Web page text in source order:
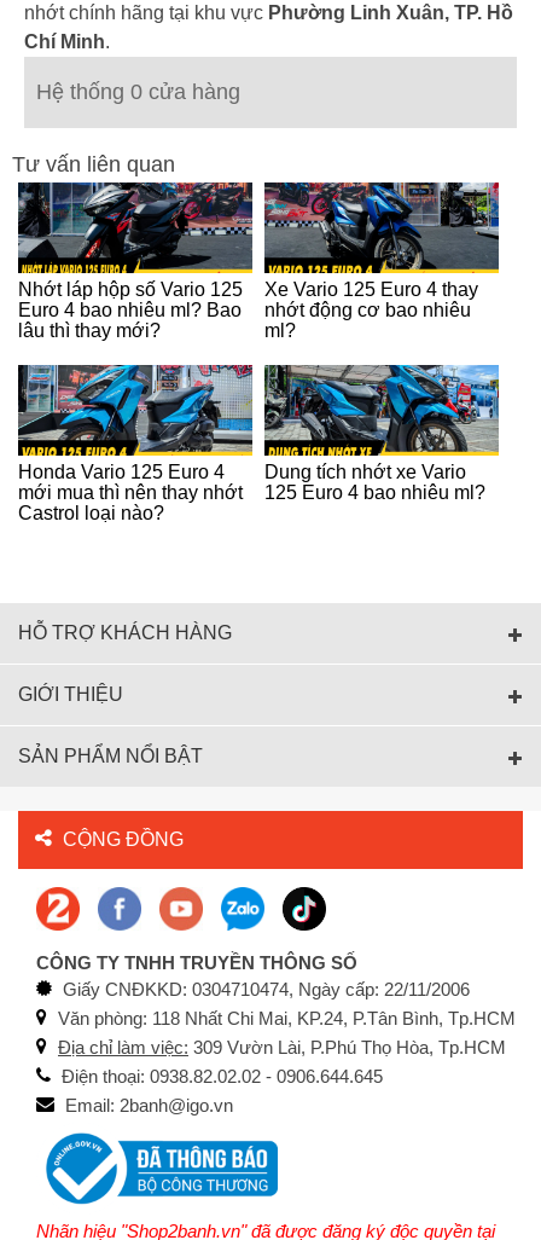
nhớt chính hãng tại khu vực Phường Linh Xuân, TP. Hồ
Chí Minh.
Hệ thống 0 cửa hàng
Tư vấn liên quan
Nhớt láp hộp số Vario 125
Euro 4 bao nhiêu ml? Bao
lâu thì thay mới?
Xe Vario 125 Euro 4 thay
nhớt động cơ bao nhiêu
ml?
Honda Vario 125 Euro 4
mới mua thì nên thay nhớt
Castrol loại nào?
Dung tích nhớt xe Vario
125 Euro 4 bao nhiêu ml?
HỖ TRỢ KHÁCH HÀNG
GIỚI THIỆU
SẢN PHẨM NỔI BẬT
CỘNG ĐỒNG
CÔNG TY TNHH TRUYỀN THÔNG SỐ
Giấy CNĐKKD: 0304710474, Ngày cấp: 22/11/2006
Văn phòng: 118 Nhất Chi Mai, KP.24, P.Tân Bình, Tp.HCM
Địa chỉ làm việc: 309 Vườn Lài, P.Phú Thọ Hòa, Tp.HCM
Điện thoại: 0938.82.02.02 - 0906.644.645
Email: 2banh@igo.vn
Nhãn hiệu "Shop2banh.vn" đã được đăng ký độc quyền tại